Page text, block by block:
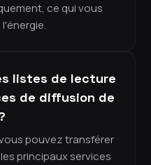
ce qui vous
listes de lecture
de diffusion de
pouvez transférer
principaux services